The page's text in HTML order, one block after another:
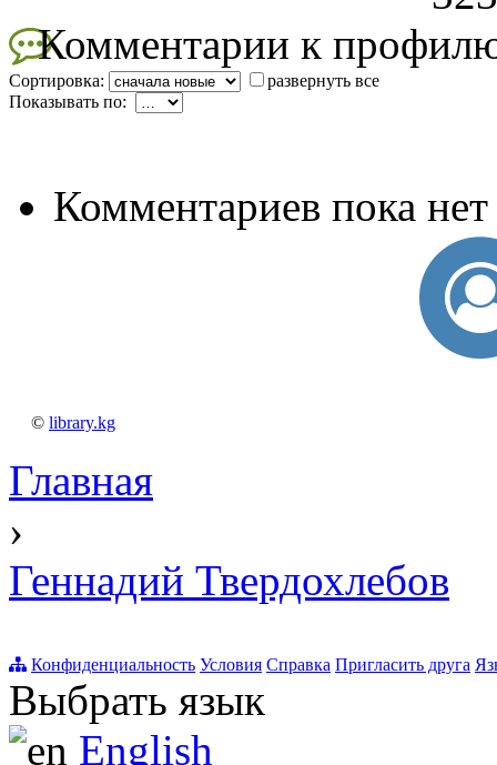
Комментарии к
Сортировка:
развернуть все
Показывать по:
Комментариев пока нет
© library.kg
Главная
›
Геннадий Твердохлебов
Конфиденциальность Условия Справка Пригласить друга
Выбрать язык
English